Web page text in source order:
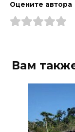
Оцените автора
Вам